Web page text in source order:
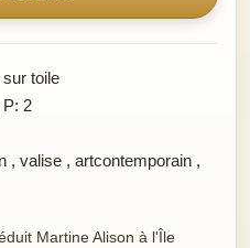
toile
P: 2
, valise , artcontemporain ,
Martine Alison à l'Île